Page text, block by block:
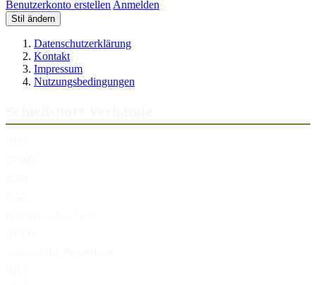
Benutzerkonto erstellen Anmelden
Stil ändern
Datenschutzerklärung
Kontakt
Impressum
Nutzungsbedingungen